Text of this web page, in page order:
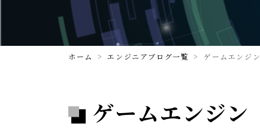
ホーム エンジニアブログ一覧 ゲームエンジン
ゲームエンジン